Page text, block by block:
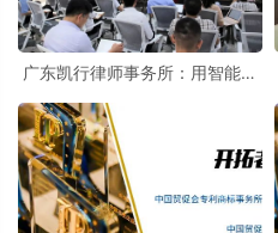
广东凯行律师事务所：用智能化